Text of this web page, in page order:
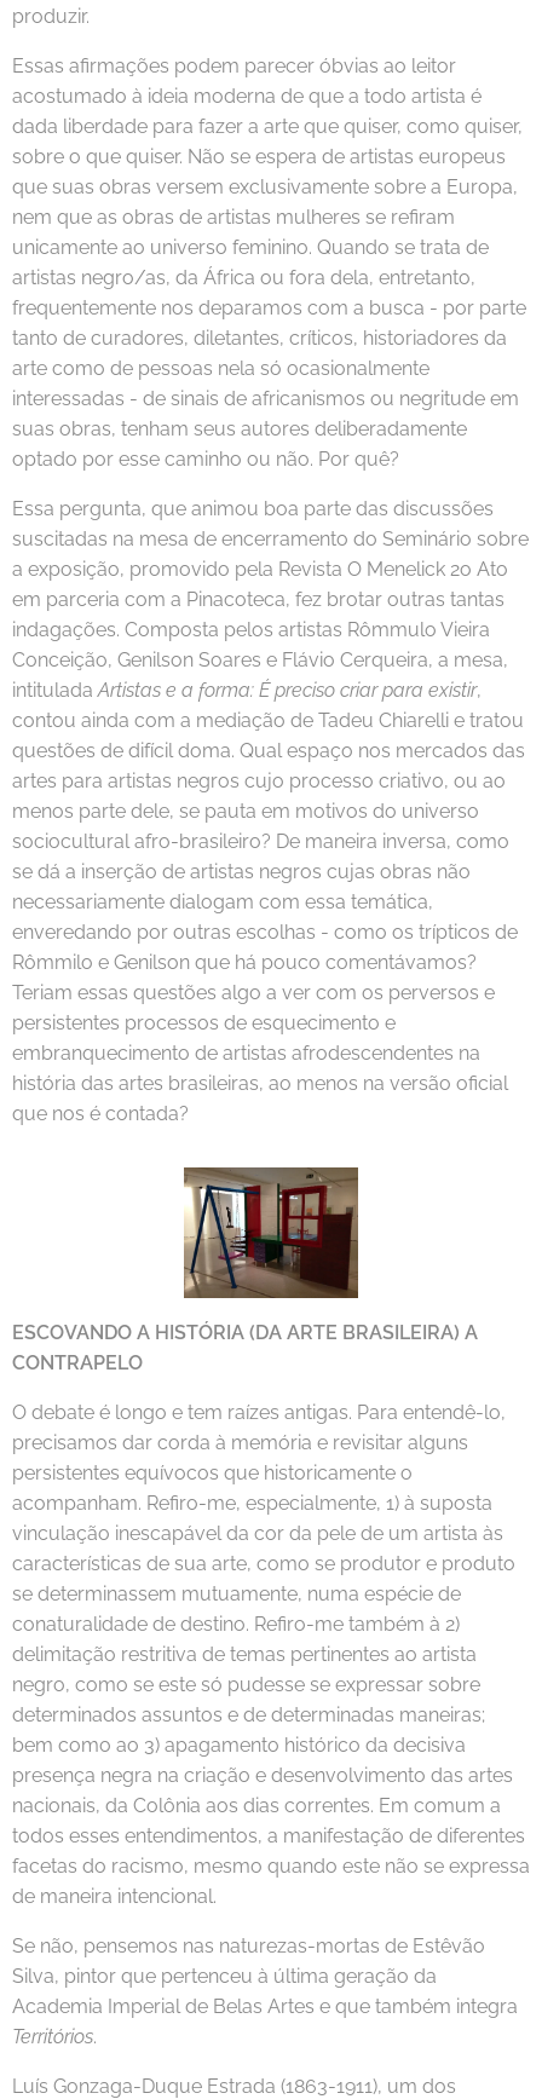
produzir.
Essas afirmações podem parecer óbvias ao leitor
acostumado à ideia moderna de que a todo artista é
dada liberdade para fazer a arte que quiser, como quiser,
sobre o que quiser. Não se espera de artistas europeus
que suas obras versem exclusivamente sobre a Europa,
nem que as obras de artistas mulheres se refiram
unicamente ao universo feminino. Quando se trata de
artistas negro/as, da África ou fora dela, entretanto,
frequentemente nos deparamos com a busca - por parte
tanto de curadores, diletantes, críticos, historiadores da
arte como de pessoas nela só ocasionalmente
interessadas - de sinais de africanismos ou negritude em
suas obras, tenham seus autores deliberadamente
optado por esse caminho ou não. Por quê?
Essa pergunta, que animou boa parte das discussões
suscitadas na mesa de encerramento do Seminário sobre
a exposição, promovido pela Revista O Menelick 2o Ato
em parceria com a Pinacoteca, fez brotar outras tantas
indagações. Composta pelos artistas Rômmulo Vieira
Conceição, Genilson Soares e Flávio Cerqueira, a mesa,
intituladaArtistas e a forma: É preciso criar para existir,
contou ainda com a mediação de Tadeu Chiarelli e tratou
questões de difícil doma. Qual espaço nos mercados das
artes para artistas negros cujo processo criativo, ou ao
menos parte dele, se pauta em motivos do universo
sociocultural afro-brasileiro? De maneira inversa, como
se dá a inserção de artistas negros cujas obras não
necessariamente dialogam com essa temática,
enveredando por outras escolhas - como os trípticos de
Rômmilo e Genilson que há pouco comentávamos?
Teriam essas questões algo a ver com os perversos e
persistentes processos de esquecimento e
embranquecimento de artistas afrodescendentes na
história das artes brasileiras, ao menos na versão oficial
que nos é contada?
ESCOVANDO A HISTÓRIA (DA ARTE BRASILEIRA) A
CONTRAPELO
O debate é longo e tem raízes antigas. Para entendê-lo,
precisamos dar corda à memória e revisitar alguns
persistentes equívocos que historicamente o
acompanham. Refiro-me, especialmente, 1) à suposta
vinculação inescapável da cor da pele de um artista às
características de sua arte, como se produtor e produto
se determinassem mutuamente, numa espécie de
conaturalidade de destino. Refiro-me também à 2)
delimitação restritiva de temas pertinentes ao artista
negro, como se este só pudesse se expressar sobre
determinados assuntos e de determinadas maneiras;
bem como ao 3) apagamento histórico da decisiva
presença negra na criação e desenvolvimento das artes
nacionais, da Colônia aos dias correntes. Em comum a
todos esses entendimentos, a manifestação de diferentes
facetas do racismo, mesmo quando este não se expressa
de maneira intencional.
Se não, pensemos nas naturezas-mortas de Estêvão
Silva, pintor que pertenceu à última geração da
Academia Imperial de Belas Artes e que também integra
Territórios.
Luís Gonzaga-Duque Estrada (1863-1911), um dos